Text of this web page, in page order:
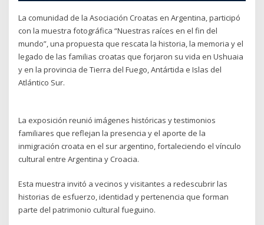
La comunidad de la Asociación Croatas en Argentina, participó
con la muestra fotográfica “Nuestras raíces en el fin del
mundo”, una propuesta que rescata la historia, la memoria y el
legado de las familias croatas que forjaron su vida en Ushuaia
y en la provincia de Tierra del Fuego, Antártida e Islas del
Atlántico Sur.
La exposición reunió imágenes históricas y testimonios
familiares que reflejan la presencia y el aporte de la
inmigración croata en el sur argentino, fortaleciendo el vínculo
cultural entre Argentina y Croacia.
Esta muestra invitó a vecinos y visitantes a redescubrir las
historias de esfuerzo, identidad y pertenencia que forman
parte del patrimonio cultural fueguino.